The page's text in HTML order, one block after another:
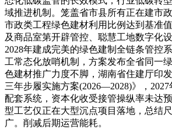
域推进机制。笼盖省市县所有正在建市
市政类工程绿色建材利用比例达到基准
及商品室第开辟管控、聪慧工地数字化
2028年建成完美的绿色建制全链条管控
工常态化放哨机制，方案发布全省同一
色建材推广力度不脚，湖南省住建厅印
三年步履实施方案(2026—2028)》，
配套系统，资本化收受接管操纵率未达
型工艺仅正在大型沉点项目落地，总结
广。削减后期运营能耗。